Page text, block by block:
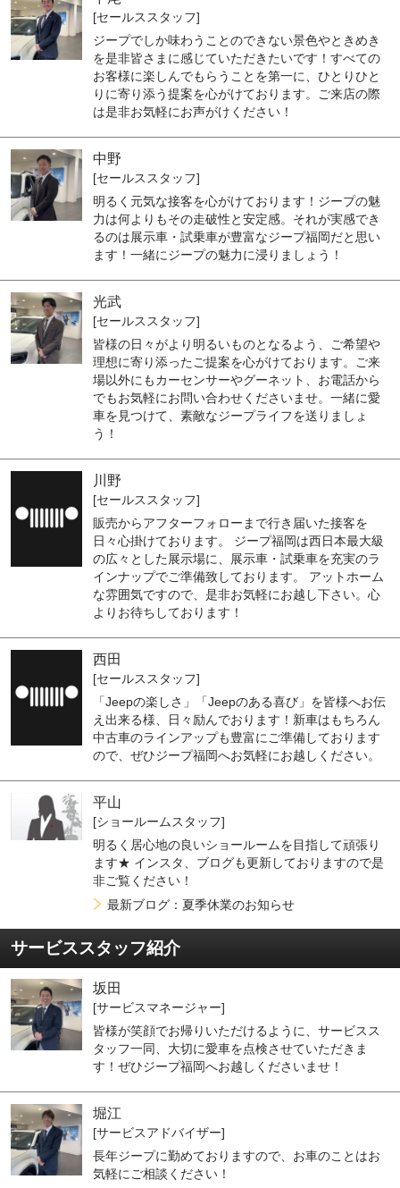
[セールススタッフ]
ジープでしか味わうことのできない景色やときめき
を是非皆さまに感じていただきたいです！すべての
お客様に楽しんでもらうことを第一に、ひとりひと
りに寄り添う提案を心がけております。ご来店の際
は是非お気軽にお声がけください！
中野
[セールススタッフ]
明るく元気な接客を心がけております！ジープの魅
力は何よりもその走破性と安定感。それが実感でき
るのは展示車・試乗車が豊富なジープ福岡だと思い
ます！一緒にジープの魅力に浸りましょう！
光武
[セールススタッフ]
皆様の日々がより明るいものとなるよう、ご希望や
理想に寄り添ったご提案を心がけております。ご来
場以外にもカーセンサーやグーネット、お電話から
でもお気軽にお問い合わせくださいませ。一緒に愛
車を見つけて、素敵なジープライフを送りましょ
う！
川野
[セールススタッフ]
販売からアフターフォローまで行き届いた接客を
日々心掛けております。 ジープ福岡は西日本最大級
の広々とした展示場に、展示車・試乗車を充実のラ
インナップでご準備致しております。 アットホーム
な雰囲気ですので、是非お気軽にお越し下さい。心
よりお待ちしております！
西田
[セールススタッフ]
「Jeepの楽しさ」「Jeepのある喜び」を皆様へお伝
え出来る様、日々励んでおります！新車はもちろん
中古車のラインアップも豊富にご準備しております
ので、ぜひジープ福岡へお気軽にお越しください。
平山
[ショールームスタッフ]
明るく居心地の良いショールームを目指して頑張り
ます★ インスタ、ブログも更新しておりますので是
非ご覧ください！
最新ブログ：夏季休業のお知らせ
サービススタッフ紹介
坂田
[サービスマネージャー]
皆様が笑顔でお帰りいただけるように、サービスス
タッフ一同、大切に愛車を点検させていただきま
す！ぜひジープ福岡へお越しくださいませ！
堀江
[サービスアドバイザー]
長年ジープに勤めておりますので、お車のことはお
気軽にご相談ください！